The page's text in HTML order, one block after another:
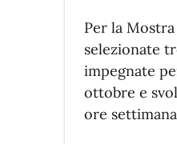
Per la
selezionate
impegnate
ottobre e
ore